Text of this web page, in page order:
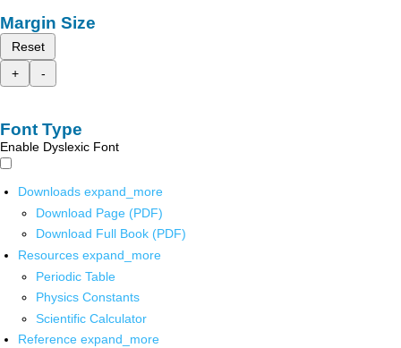
Margin Size
Reset
+
-
Font Type
Enable Dyslexic Font
Downloads expand_more
Download Page (PDF)
Download Full Book (PDF)
Resources expand_more
Periodic Table
Physics Constants
Scientific Calculator
Reference expand_more